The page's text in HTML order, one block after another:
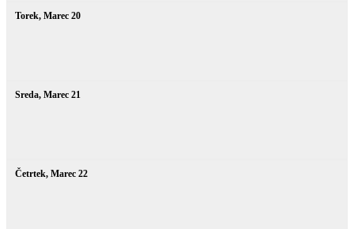
Torek, Marec 20
Sreda, Marec 21
Četrtek, Marec 22